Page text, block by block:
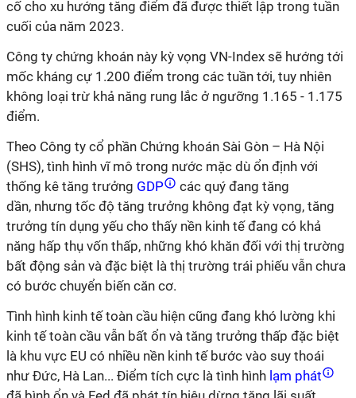
cố cho xu hướng tăng điểm đã được thiết lập trong tuần
cuối của năm 2023.
Công ty chứng khoán này kỳ vọng VN-Index sẽ hướng tới
mốc kháng cự 1.200 điểm trong các tuần tới, tuy nhiên
không loại trừ khả năng rung lắc ở ngưỡng 1.165 - 1.175
điểm.
Theo Công ty cổ phần Chứng khoán Sài Gòn – Hà Nội
(SHS), tình hình vĩ mô trong nước mặc dù ổn định với
thống kê tăng trưởng GDP
các quý đang tăng
dần, nhưng tốc độ tăng trưởng không đạt kỳ vọng, tăng
trưởng tín dụng yếu cho thấy nền kinh tế đang có khả
năng hấp thụ vốn thấp, những khó khăn đối với thị trường
bất động sản và đặc biệt là thị trường trái phiếu vẫn chưa
có bước chuyển biến căn cơ.
Tình hình kinh tế toàn cầu hiện cũng đang khó lường khi
kinh tế toàn cầu vẫn bất ổn và tăng trưởng thấp đặc biệt
là khu vực EU có nhiều nền kinh tế bước vào suy thoái
như Đức, Hà Lan... Điểm tích cực là tình hình lạm phát